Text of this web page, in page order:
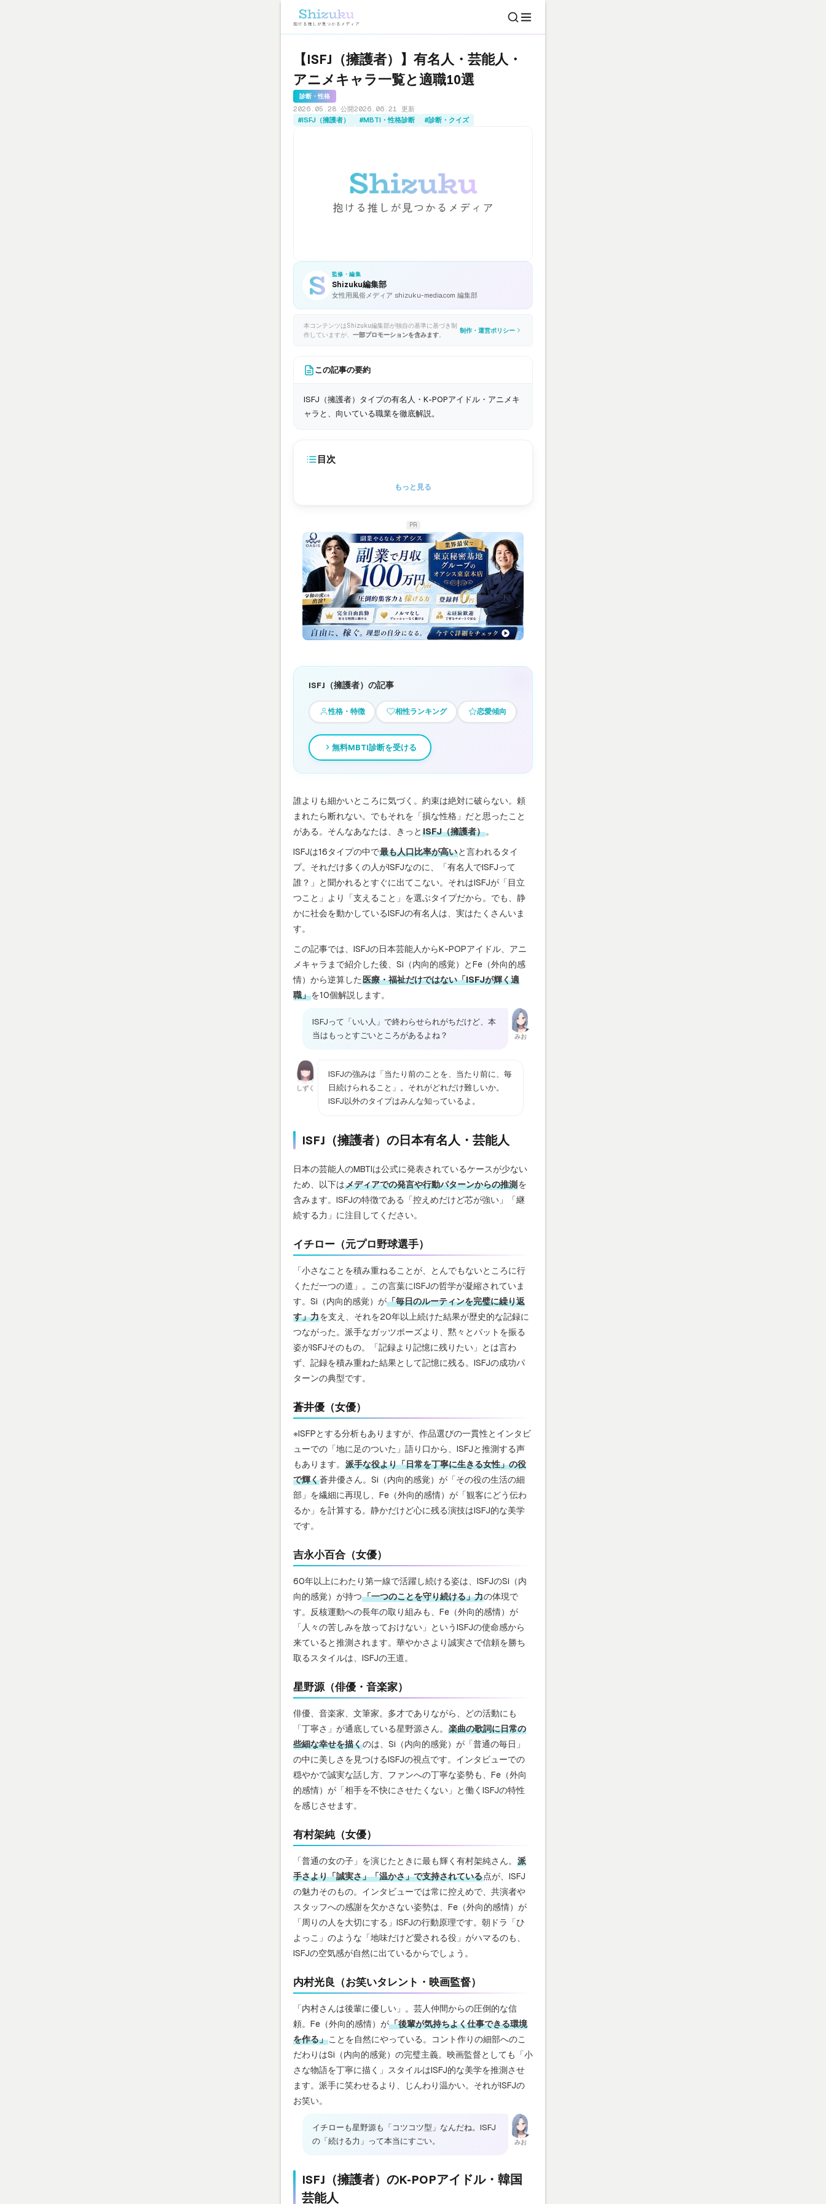
【ISFJ（擁護者）】有名人・芸能人・
アニメキャラ一覧と適職10選
診断・性格
2026.05.28 公開2026.06.21 更新
#ISFJ（擁護者）
#MBTI・性格診断 #診断・クイズ
監修・編集
Shizuku編集部
女性用風俗メディア shizuku-media.com 編集部
本コンテンツはShizuku編集部が独自の基準に基づき制
作していますが、 一部プロモーションを含みます。
制作・運営ポリシー
この記事の要約
ISFJ（擁護者）タイプの有名人・K-POPアイドル・アニメキ
ャラと、向いている職業を徹底解説。
目次
もっと見る
PR
ISFJ（擁護者）の記事
性格・特徴 相性ランキング 恋愛傾向
無料MBTI診断を受ける
誰よりも細かいところに気づく。約束は絶対に破らない。頼
まれたら断れない。でもそれを「損な性格」だと思ったこと
がある。そんなあなたは、きっと ISFJ（擁護者）。
ISFJは16タイプの中で最も人口比率が高いと言われるタイ
プ。それだけ多くの人がISFJなのに、「有名人でISFJって
誰？」と聞かれるとすぐに出てこない。それはISFJが「目立
つこと」より「支えること」を選ぶタイプだから。でも、静
かに社会を動かしているISFJの有名人は、実はたくさんいま
す。
この記事では、ISFJの日本芸能人からK-POPアイドル、アニ
メキャラまで紹介した後、Si（内向的感覚）とFe（外向的感
情）から逆算した医療・福祉だけではない「ISFJが輝く適
職」を10個解説します。
みお
ISFJって「いい人」で終わらせられがちだけど、本
当はもっとすごいところがあるよね？
しずく
ISFJの強みは「当たり前のことを、当たり前に、毎
日続けられること」。それがどれだけ難しいか。
ISFJ以外のタイプはみんな知っているよ。
ISFJ（擁護者）の日本有名人・芸能人
日本の芸能人のMBTIは公式に発表されているケースが少ない
ため、以下はメディアでの発言や行動パターンからの推測 を
含みます。ISFJの特徴である「控えめだけど芯が強い」「継
続する力」に注目してください。
イチロー（元プロ野球選手）
「小さなことを積み重ねることが、とんでもないところに行
くただ一つの道」。この言葉にISFJの哲学が凝縮されていま
す。Si（内向的感覚）が「毎日のルーティンを完璧に繰り返
す」力を支え、それを20年以上続けた結果が歴史的な記録に
つながった。派手なガッツポーズより、黙々とバットを振る
姿がISFJそのもの。「記録より記憶に残りたい」とは言わ
ず、記録を積み重ねた結果として記憶に残る。ISFJの成功パ
ターンの典型です。
蒼井優（女優）
※ISFPとする分析もありますが、作品選びの一貫性とインタビ
ューでの「地に足のついた」語り口から、ISFJと推測する声
もあります。 派手な役より「日常を丁寧に生きる女性」の役
で輝く蒼井優さん。Si（内向的感覚）が「その役の生活の細
部」を繊細に再現し、Fe（外向的感情）が「観客にどう伝わ
るか」を計算する。静かだけど心に残る演技はISFJ的な美学
です。
吉永小百合（女優）
60年以上にわたり第一線で活躍し続ける姿は、ISFJのSi（内
向的感覚）が持つ「一つのことを守り続ける」力の体現で
す。反核運動への長年の取り組みも、Fe（外向的感情）が
「人々の苦しみを放っておけない」というISFJの使命感から
来ていると推測されます。華やかさより誠実さで信頼を勝ち
取るスタイルは、ISFJの王道。
星野源（俳優・音楽家）
俳優、音楽家、文筆家。多才でありながら、どの活動にも
「丁寧さ」が通底している星野源さん。 楽曲の歌詞に日常の
些細な幸せを描くのは、Si（内向的感覚）が「普通の毎日」
の中に美しさを見つけるISFJの視点です。インタビューでの
穏やかで誠実な話し方、ファンへの丁寧な姿勢も、Fe（外向
的感情）が「相手を不快にさせたくない」と働くISFJの特性
を感じさせます。
有村架純（女優）
「普通の女の子」を演じたときに最も輝く有村架純さん。 派
手さより「誠実さ」「温かさ」で支持されている点が、ISFJ
の魅力そのもの。インタビューでは常に控えめで、共演者や
スタッフへの感謝を欠かさない姿勢は、Fe（外向的感情）が
「周りの人を大切にする」ISFJの行動原理です。朝ドラ「ひ
よっこ」のような「地味だけど愛される役」がハマるのも、
ISFJの空気感が自然に出ているからでしょう。
内村光良（お笑いタレント・映画監督）
「内村さんは後輩に優しい」。芸人仲間からの圧倒的な信
頼。Fe（外向的感情）が「後輩が気持ちよく仕事できる環境
を作る」ことを自然にやっている。コント作りの細部へのこ
だわりはSi（内向的感覚）の完璧主義。映画監督としても「小
さな物語を丁寧に描く」スタイルはISFJ的な美学を推測させ
ます。派手に笑わせるより、じんわり温かい。それがISFJの
お笑い。
みお
イチローも星野源も「コツコツ型」なんだね。ISFJ
の「続ける力」って本当にすごい。
ISFJ（擁護者）のK-POPアイドル・韓国
芸能人